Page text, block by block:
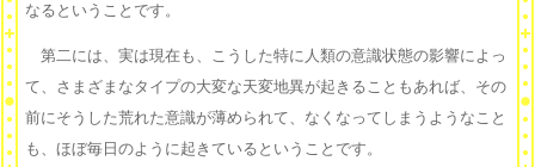
なるということです。
第二には、実は現在も、こうした特に人類の意識状態の影響によっ
て、さまざまなタイプの大変な天変地異が起きることもあれば、その
前にそうした荒れた意識が薄められて、なくなってしまうようなこと
も、ほぼ毎日のように起きているということです。